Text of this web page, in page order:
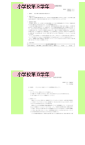
小学校第３学年
小学校第６学年